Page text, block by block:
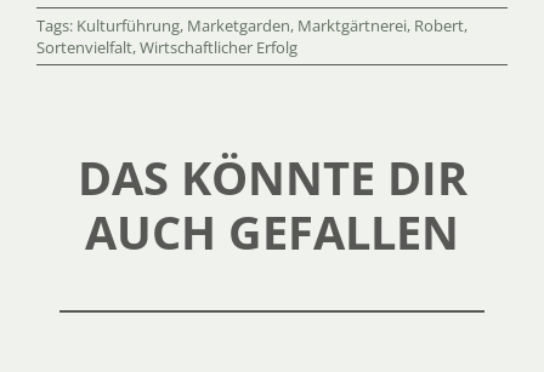
Tags: Kulturführung, Marketgarden, Marktgärtnerei, Robert,
Sortenvielfalt,Wirtschaftlicher Erfolg
DAS KÖNNTE DIR
AUCH GEFALLEN